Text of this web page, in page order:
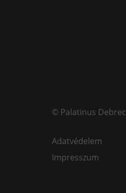
© Palatinus
Adatvédelem
Impresszum